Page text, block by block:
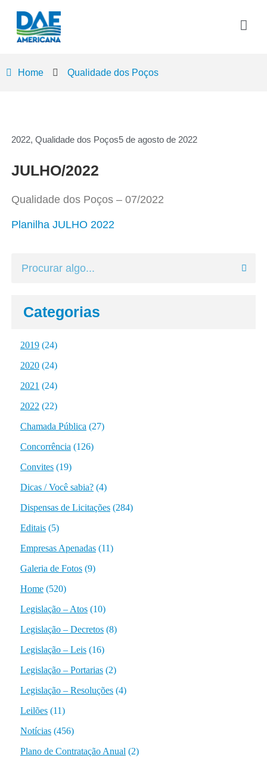
Home Qualidade dos Poços
2022, Qualidade dos Poços5 de agosto de 2022
JULHO/2022
Qualidade dos Poços – 07/2022
Planilha JULHO 2022
Categorias
2019(24)
2020(24)
2021 (24)
2022 (22)
Chamada Pública (27)
Concorrência (126)
Convites(19)
Dicas / Você sabia?(4)
Dispensas de Licitações(284)
Editais(5)
Empresas Apenadas(11)
Galeria de Fotos(9)
Home(520)
Legislação – Atos(10)
Legislação – Decretos(8)
Legislação – Leis(16)
Legislação – Portarias(2)
Legislação – Resoluções(4)
Leilões(11)
Notícias(456)
Plano de Contratação Anual (2)